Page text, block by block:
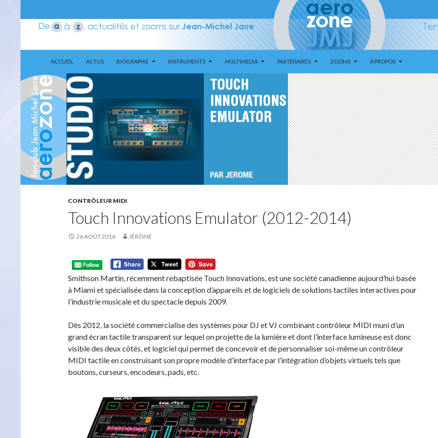
Aerozone JMJ
ACCUEIL
ACTUS BIOGRAPHIE INSTRUMENTS MULTIMEDIA PARTENAIRES ZOOMS À PROPOS
CONTRÔLEUR MIDI
Touch Innovations Emulator (2012-2014)
26 AOÛT 2016 JÉRÔME
Smithson Martin, récemment rebaptisée Touch Innovations, est une société canadienne aujourd’hui basée
à Miami et spécialisée dans la conception d’appareils et de logiciels de solutions tactiles interactives pour
l’industrie musicale et du spectacle depuis 2009.
Dès 2012, la société commercialise des systèmes pour DJ et VJ combinant contrôleur MIDI muni d’un
grand écran tactile transparent sur lequel on projette de la lumière et dont l’interface lumineuse est donc
visible des deux côtés, et logiciel qui permet de concevoir et de personnaliser soi-même un contrôleur
MIDI tactile en construisant son propre modèle d’interface par l’intégration d’objets virtuels tels que
boutons, curseurs, encodeurs, pads, etc.